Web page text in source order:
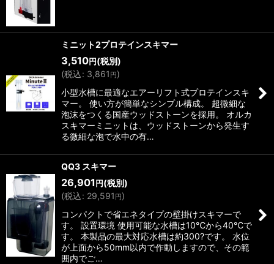
ミニット2プロテインスキマー
3,510円(税別)
(税込: 3,861 円)
小型水槽に最適なエアーリフト式プロテインスキ
マー。 使い方が簡単なシンプル構成。 超微細な
泡沫をつくる国産ウッドストーンを採用。 オルカ
スキマーミニットは、ウッドストーンから発生す
る微細な泡で水中の有…
QQ3 スキマー
26,901円(税別)
(税込: 29,591 円)
コンパクトで省エネタイプの壁掛けスキマーで
す。 設置環境 使用可能な水槽は10℃から40℃で
す。 本製品の最大対応水槽は約300?です。 水位
が上面から50mm以内で作動しますので、その範
囲内でご…